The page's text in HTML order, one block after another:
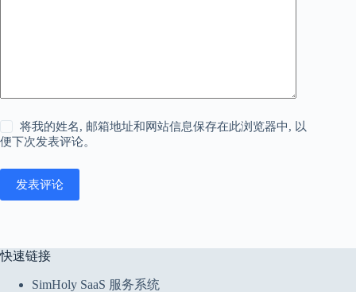
将我的姓名, 邮箱地址和网站信息保存在此浏览器中, 以
便下次发表评论。
发表评论
快速链接
SimHoly SaaS 服务系统